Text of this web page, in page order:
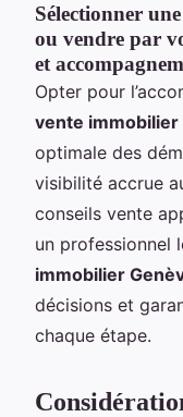
Sélectionner
ou vendre par
et
Opter pour
vente immobilier
optimale des
visibilité accrue
conseils vente
un professionnel
immobilier
décisions et
chaque étape.